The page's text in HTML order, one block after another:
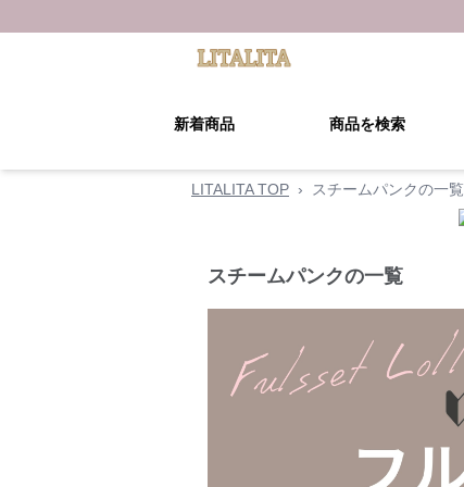
新着商品 商品を検索
LITALITA TOP › スチームパンクの一覧
スチームパンクの一覧